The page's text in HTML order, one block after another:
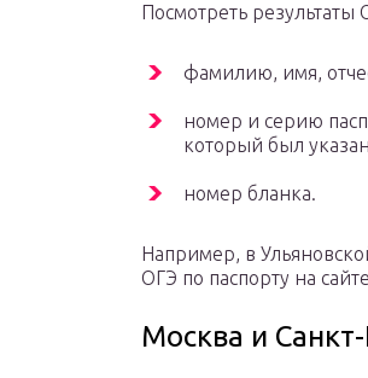
Посмотреть
фамилию, имя,
номер и серию
который был
номер бланка.
Например, в
ОГЭ по паспорту на
Москва и